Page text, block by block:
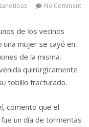
No Comment
de los vecinos
mujer se cayó en
de la misma.
quirúrgicamente
tobillo fracturado.
comento que el
un día de tormentas